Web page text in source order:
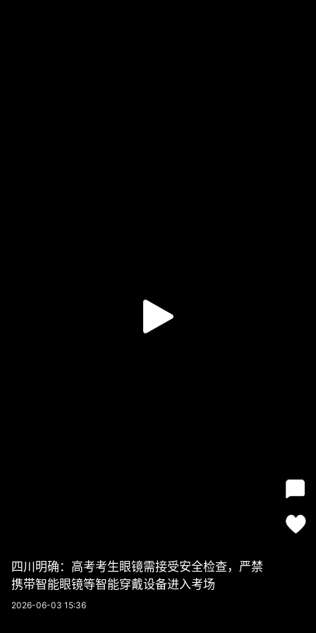
四川明确：高考考生眼镜需接受安全检查，严禁
携带智能眼镜等智能穿戴设备进入考场
2026-06-03 15:36